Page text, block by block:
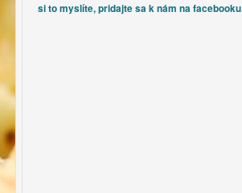
si to myslíte, pridajte sa k nám na